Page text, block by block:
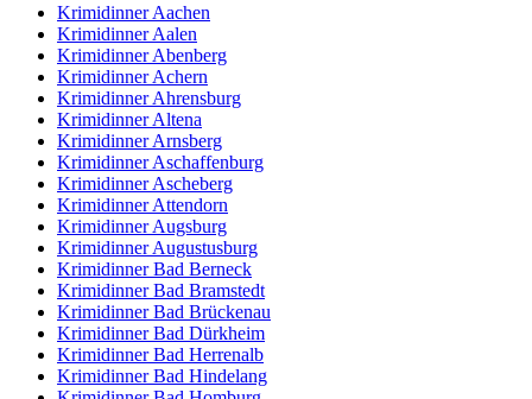
Krimidinner Aachen
Krimidinner Aalen
Krimidinner Abenberg
Krimidinner Achern
Krimidinner Ahrensburg
Krimidinner Altena
Krimidinner Arnsberg
Krimidinner Aschaffenburg
Krimidinner Ascheberg
Krimidinner Attendorn
Krimidinner Augsburg
Krimidinner Augustusburg
Krimidinner Bad Berneck
Krimidinner Bad Bramstedt
Krimidinner Bad Brückenau
Krimidinner Bad Dürkheim
Krimidinner Bad Herrenalb
Krimidinner Bad Hindelang